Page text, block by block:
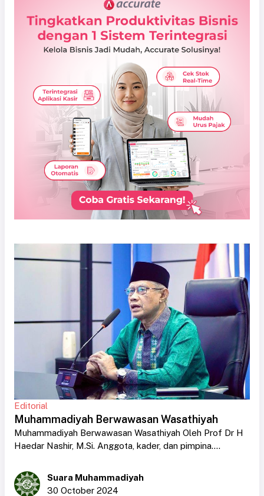
Editorial
Muhammadiyah Berwawasan Wasathiyah
Muhammadiyah Berwawasan Wasathiyah Oleh Prof Dr H
Haedar Nashir, M.Si. Anggota, kader, dan pimpina....
Suara Muhammadiyah
30 October 2024